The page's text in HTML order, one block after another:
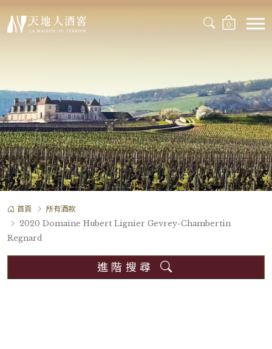
0
首頁
所有酒款
2020 Domaine Hubert Lignier Gevrey-Chambertin
Regnard
進階搜尋